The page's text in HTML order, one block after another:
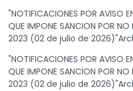
"NOTIFICACIONES POR AVISO
QUE IMPONE SANCION POR
2023 (02 de julio de
"NOTIFICACIONES POR AVISO
QUE IMPONE SANCION POR
2023 (02 de julio de